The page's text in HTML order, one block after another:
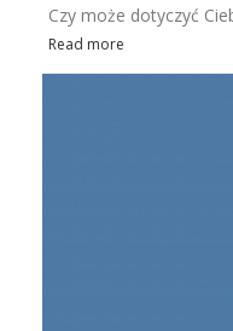
Czy może dotyczyć
Read more